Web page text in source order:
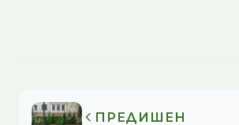
ПРЕДИШЕН